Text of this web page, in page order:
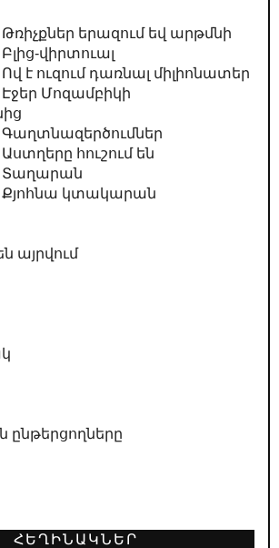
երազում եվ արթմնի
վիրտուալ
է ուզում դառնալ միլիոնատեր
Մոզամբիկի
հուշում են
Տաղարան
Քյոհնա կտակարան
այրվում
ընթերցողները
ՀԵՂԻՆԱԿՆԵՐ